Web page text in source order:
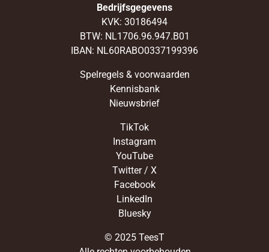
Bedrijfsgegevens
KVK: 30186494
BTW: NL1706.96.947.B01
IBAN: NL60RABO0337199396
Spelregels & voorwaarden
Kennisbank
Nieuwsbrief
TikTok
Instagram
YouTube
Twitter / X
Facebook
LinkedIn
Bluesky
© 2025 TeesT